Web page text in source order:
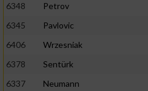
6348
Petrov
6345
Pavlovic
6406
Wrzesniak
6378
Sentürk
6337
Neumann